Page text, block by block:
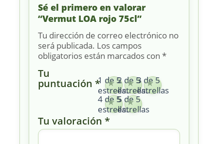
Sé el primero en valorar
“Vermut LOA rojo 75cl”
Tu dirección de correo electrónico no
será publicada. Los campos
obligatorios están marcados con *
Tu
puntuación *1 de 5
estrellas
2 de 5
estrellas
3 de 5
estrellas
4 de 5
estrellas
5 de 5
estrellas
Tu valoración *